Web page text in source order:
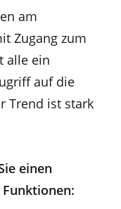
am
Zugang zum
alle ein
auf die
Trend ist stark
einen